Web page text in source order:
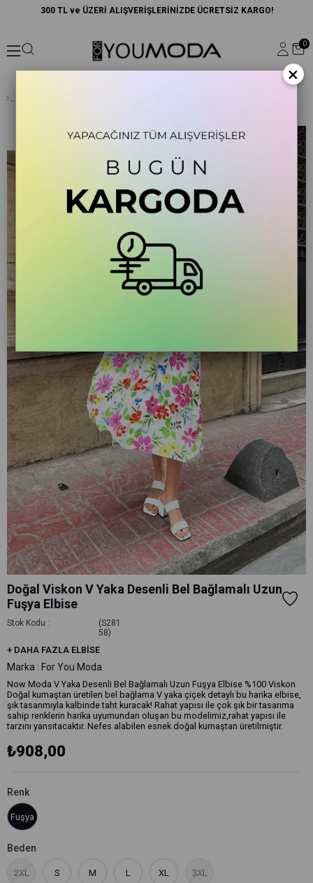
300 TL ve ÜZERİ ALIŞVERİŞLERİNİZDE ÜCRETSİZ KARGO!
0
Doğal Viskon V Yaka Desenli Bel Bağlamalı Uzun
Fuşya Elbise
Stok Kodu
(S281
58)
+ DAHA FAZLA ELBISE
Marka : For You Moda
Now Moda V Yaka Desenli Bel Bağlamalı Uzun Fuşya Elbise %100 Viskon
Doğal kumaştan üretilen bel bağlama V yaka çiçek detaylı bu harika elbise,
şık tasarımıyla kalbinde taht kuracak! Rahat yapısı ile çok şık bir tasarıma
sahip renklerin harika uyumundan oluşan bu modelimiz,rahat yapısı ile
tarzını yansıtacaktır. Nefes alabilen esnek doğal kumaştan üretilmiştir.
₺908,00
Renk
Fuşya
Beden
2XL S M L XL 3XL
×